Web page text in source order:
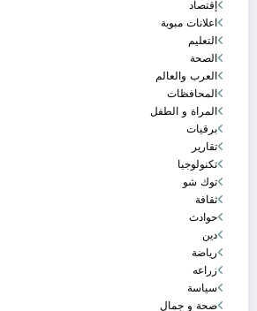
إقتصاد
اعلانات مبوبة
التعليم
الصحة
العرب والعالم
المحافظات
المراة و الطفل
برقيات
تقارير
تكنولوجيا
توك شو
ثقافة
حوادث
دين
رياضة
زراعه
سياسة
صحة و جمال